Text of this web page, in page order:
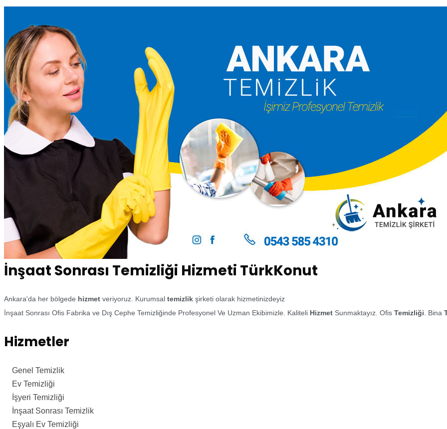
İnşaat Sonrası Temizliği Hizmeti TürkKonut
Ankara'da her bölgede hizmet veriyoruz. Kurumsal temizlik şirketi olarak hizmetinizdeyiz
İnşaat Sonrası Ofis Fabrika ve Dış Cephe Temizliğinde Profesyonel Ve Uzman Ekibimizle. Kaliteli Hizmet Sunmaktayız. Ofis Temizliği . Bina
Hizmetler
Genel Temizlik
Ev Temizliği
İşyeri Temizliği
İnşaat Sonrası Temizlik
Eşyalı Ev Temizliği